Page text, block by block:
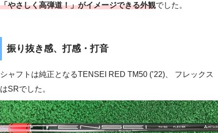
「やさしく高弾道！」がイメージできる外観でした。
振り抜き感、打感・打音
シャフトは純正となるTENSEI RED TM50 (’22)、 フレックス
はSRでした。